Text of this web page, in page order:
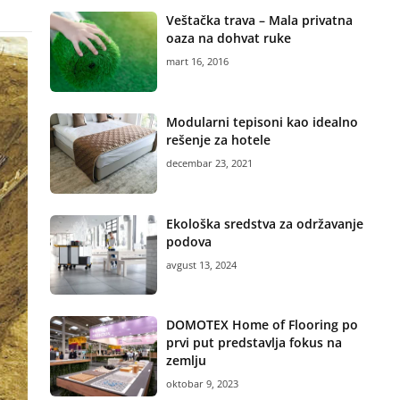
Veštačka trava – Mala privatna
oaza na dohvat ruke
mart 16, 2016
Modularni tepisoni kao idealno
rešenje za hotele
decembar 23, 2021
Ekološka sredstva za održavanje
podova
avgust 13, 2024
DOMOTEX Home of Flooring po
prvi put predstavlja fokus na
zemlju
oktobar 9, 2023